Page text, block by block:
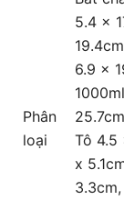
Phân
loại
5.4 x
6.9 x
Tô 4.5
x